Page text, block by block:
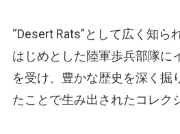
“Desert Rats”として広く知ら
はじめとした陸軍歩兵部隊に
を受け、豊かな歴史を深く掘
たことで生み出されたコレク